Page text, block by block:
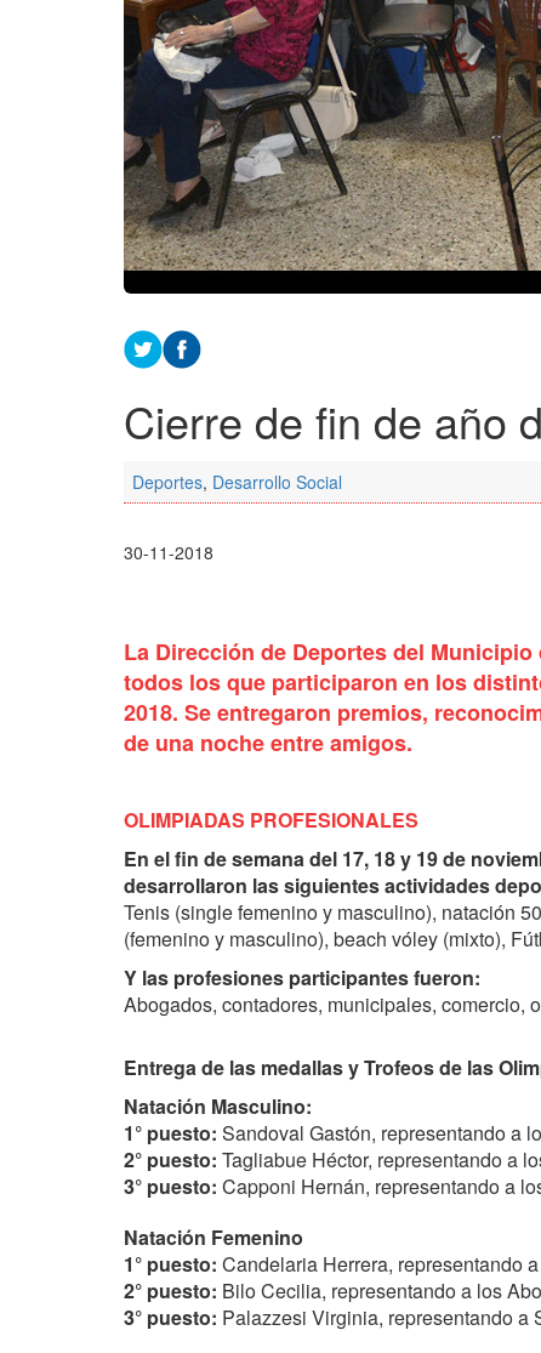
Cierre de fin de año
Deportes, Desarrollo Social
30-11-2018
La Dirección de Deportes del
todos los que participaron en los
2018. Se entregaron premios,
de una noche entre amigos.
OLIMPIADAS PROFESIONALES
En el fin de semana del 17, 18 y 19 de
desarrollaron las siguientes actividades
Tenis (single femenino y masculino), natación
(femenino y masculino), beach vóley (mixto),
Y las profesiones participantes fueron:
Abogados, contadores, municipales, comercio,
Entrega de las medallas y Trofeos de las
Natación Masculino:
1° puesto: Sandoval Gastón, representando a
2° puesto: Tagliabue Héctor, representando a
3° puesto: Capponi Hernán, representando a
Natación Femenino
1° puesto: Candelaria Herrera, representando
2° puesto: Bilo Cecilia, representando a los
3° puesto: Palazzesi Virginia, representando a